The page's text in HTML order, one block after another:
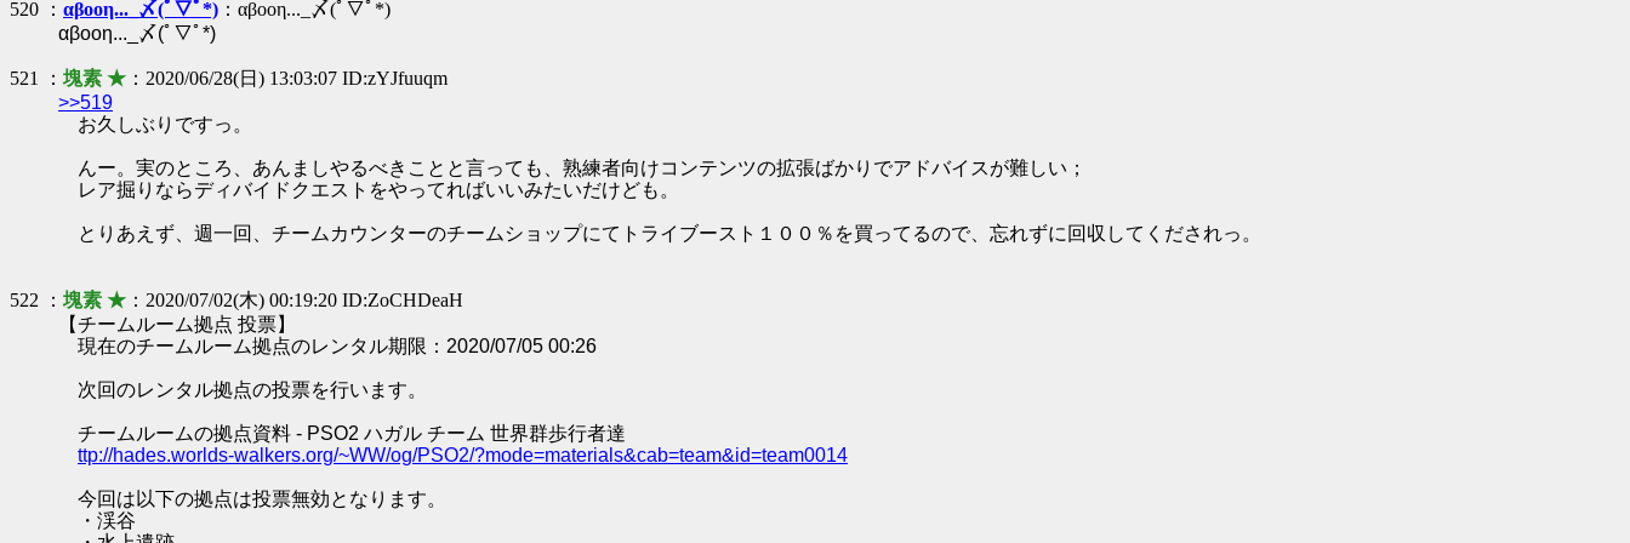
520 ： αβοοη..._〆(ﾟ▽ﾟ*) ：αβοοη..._〆(ﾟ▽ﾟ*)
αβοοη..._〆(ﾟ▽ﾟ*)
521 ： 塊素 ★ ：2020/06/28(日) 13:03:07 ID:zYJfuuqm
>>519
お久しぶりですっ。
んー。実のところ、あんましやるべきことと言っても、熟練者向けコンテンツの拡張ばかりでアドバイスが難しい；
レア掘りならディバイドクエストをやってればいいみたいだけども。
とりあえず、週一回、チームカウンターのチームショップにてトライブースト１００％を買ってるので、忘れずに回収してくだされっ。
522 ： 塊素 ★ ：2020/07/02(木) 00:19:20 ID:ZoCHDeaH
【チームルーム拠点 投票】
現在のチームルーム拠点のレンタル期限：2020/07/05 00:26
次回のレンタル拠点の投票を行います。
チームルームの拠点資料 - PSO2 ハガル チーム 世界群歩行者達
ttp://hades.worlds-walkers.org/~WW/og/PSO2/?mode=materials&cab=team&id=team0014
今回は以下の拠点は投票無効となります。
・渓谷